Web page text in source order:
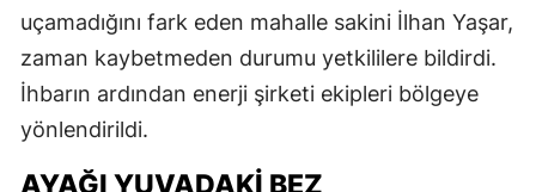
uçamadığını fark eden mahalle sakini İlhan Yaşar,
zaman kaybetmeden durumu yetkililere bildirdi.
İhbarın ardından enerji şirketi ekipleri bölgeye
yönlendirildi.
AYAĞI YUVADAKİ BEZ